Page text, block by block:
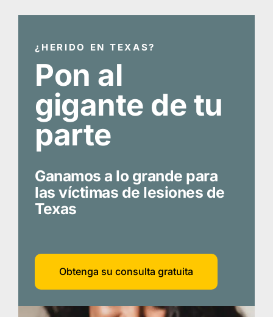
¿HERIDO EN TEXAS?
Pon al
gigante de tu
parte
Ganamos a lo grande para
las víctimas de lesiones de
Texas
Obtenga su consulta gratuita